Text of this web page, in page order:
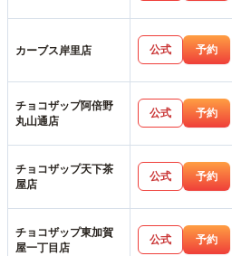
カーブス岸里店 公式 予約
チョコザップ阿倍野
丸山通店
公式 予約
チョコザップ天下茶
屋店
公式 予約
チョコザップ東加賀
屋一丁目店
公式 予約